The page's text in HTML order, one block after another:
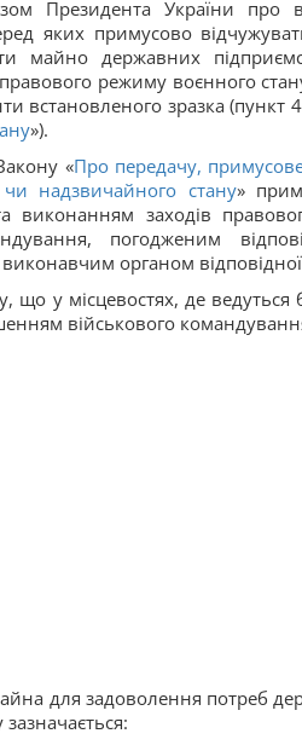
Президента України про
яких примусово
майно державних
режиму воєнного
встановленого зразка
»).
«Про передачу,
надзвичайного стану»
виконанням заходів
погодженим
виконавчим органом
що у місцевостях, де
військового
для задоволення потреб